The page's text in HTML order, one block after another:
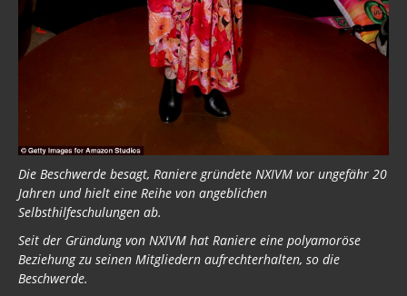
Die Beschwerde besagt, Raniere gründete NXIVM vor ungefähr 20
Jahren und hielt eine Reihe von angeblichen
Selbsthilfeschulungen ab.
Seit der Gründung von NXIVM hat Raniere eine polyamoröse
Beziehung zu seinen Mitgliedern aufrechterhalten, so die
Beschwerde.